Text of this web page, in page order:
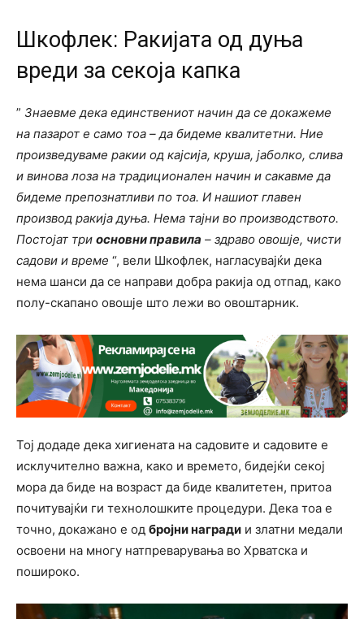
Шкофлек: Ракијата од дуња
вреди за секоја капка
” Знаевме дека единствениот начин да се докажеме
на пазарот е само тоа – да бидеме квалитетни. Ние
произведуваме ракии од кајсија, круша, јаболко, слива
и винова лоза на традиционален начин и сакавме да
бидеме препознатливи по тоа. И нашиот главен
производ ракија дуња. Нема тајни во производството.
Постојат три основни правила – здраво овошје, чисти
садови и време “, вели Шкофлек, нагласувајќи дека
нема шанси да се направи добра ракија од отпад, како
полу-скапано овошје што лежи во овоштарник.
Тој додаде дека хигиената на садовите и садовите е
исклучително важна, како и времето, бидејќи секој
мора да биде на возраст да биде квалитетен, притоа
почитувајќи ги технолошките процедури. Дека тоа е
точно, докажано е од бројни награди и златни медали
освоени на многу натпреварувања во Хрватска и
пошироко.